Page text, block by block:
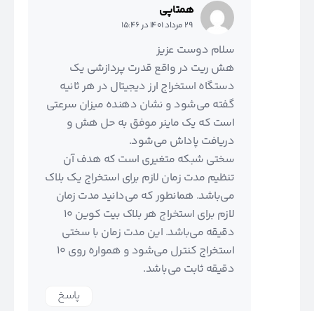
همتاپی
29 مرداد 1401 در 15:46
سلام دوست عزیز
هش ریت در واقع قدرت پردازشی یک
دستگاه استخراج ارز دیجیتال در هر ثانیه
گفته می‌شود و نشان دهنده میزان سرعتی
است که یک ماینر موفق به حل هش و
دریافت پاداش می‌شود.
سختی شبکه متغیری است که هدف آن
تنظیم مدت زمان لازم برای استخراج یک بلاک
می‌باشد. همانطور که می‌دانید مدت زمان
لازم برای استخراج هر بلاک بیت کوین ۱۰
دقیقه می‌باشد. این مدت زمان با سختی
استخراج کنترل می‌شود و همواره روی ۱۰
دقیقه ثابت می‌باشد.
پاسخ